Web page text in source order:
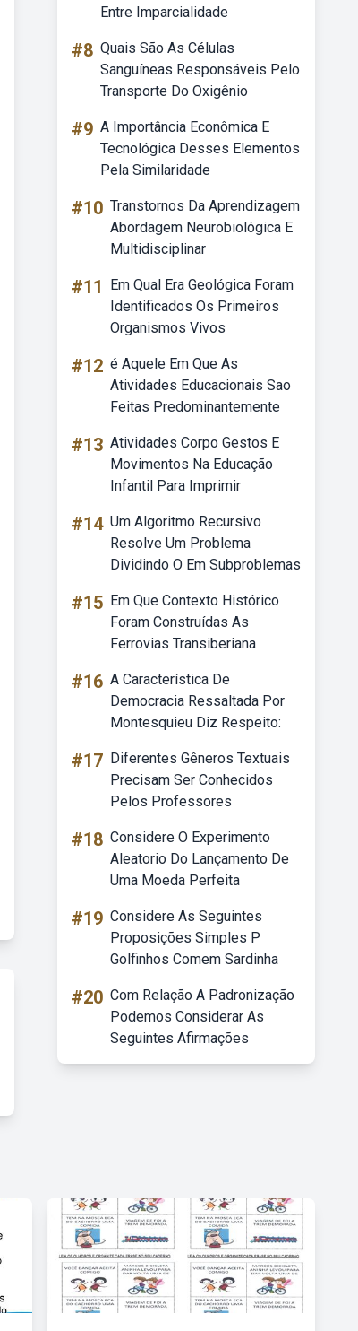
Entre Imparcialidade
#8 Quais São As Células
Sanguíneas Responsáveis Pelo
Transporte Do Oxigênio
#9 A Importância Econômica E
Tecnológica Desses Elementos
Pela Similaridade
#10 Transtornos Da Aprendizagem
Abordagem Neurobiológica E
Multidisciplinar
#11
Em Qual Era Geológica Foram
Identificados Os Primeiros
Organismos Vivos
#12 é Aquele Em Que As
Atividades Educacionais Sao
Feitas Predominantemente
#13 Atividades Corpo Gestos E
Movimentos Na Educação
Infantil Para Imprimir
#14 Um Algoritmo Recursivo
Resolve Um Problema
Dividindo O Em Subproblemas
#15 Em Que Contexto Histórico
Foram Construídas As
Ferrovias Transiberiana
#16 A Característica De
Democracia Ressaltada Por
Montesquieu Diz Respeito:
#17 Diferentes Gêneros Textuais
Precisam Ser Conhecidos
Pelos Professores
#18 Considere O Experimento
Aleatorio Do Lançamento De
Uma Moeda Perfeita
#19 Considere As Seguintes
Proposições Simples P
Golfinhos Comem Sardinha
#20 Com Relação A Padronização
Podemos Considerar As
Seguintes Afirmações